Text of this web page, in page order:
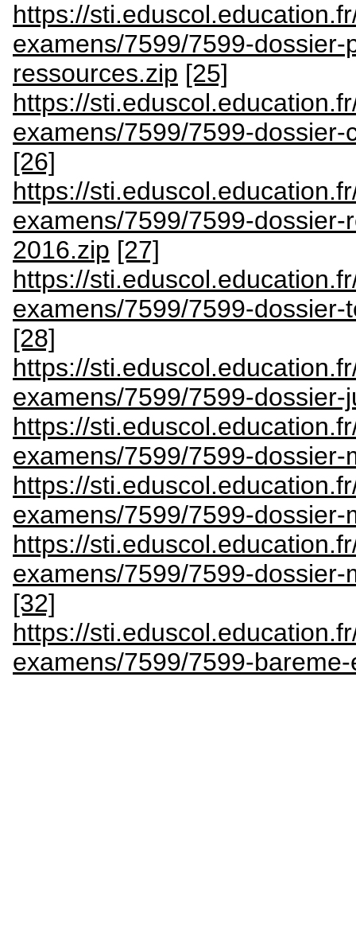
https://
examens/7599/7599-
ressources.zip [25]
https://
examens/7599/7599-
[26]
https://
examens/7599/7599-
2016.zip [27]
https://
examens/7599/7599-
[28]
https://
examens/7599/7599-
https://
examens/7599/7599-
https://
examens/7599/7599-
https://
examens/7599/7599-
[32]
https://
examens/7599/7599-